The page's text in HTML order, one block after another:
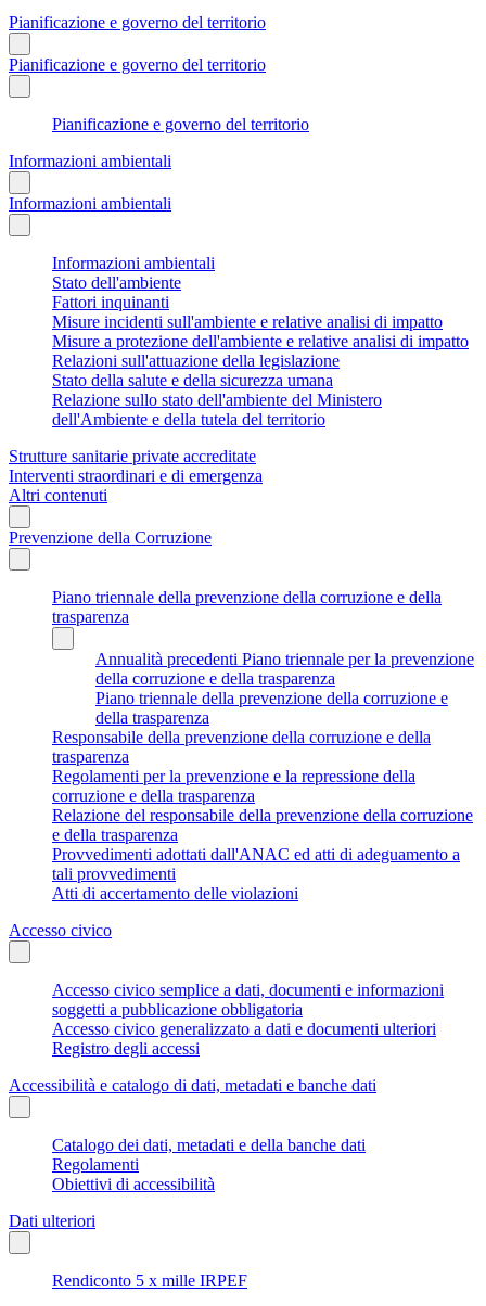
Pianificazione e governo del territorio
Pianificazione e governo del territorio
Pianificazione e governo del territorio
Informazioni ambientali
Informazioni ambientali
Informazioni ambientali
Stato dell'ambiente
Fattori inquinanti
Misure incidenti sull'ambiente e relative analisi di impatto
Misure a protezione dell'ambiente e relative analisi di impatto
Relazioni sull'attuazione della legislazione
Stato della salute e della sicurezza umana
Relazione sullo stato dell'ambiente del Ministero
dell'Ambiente e della tutela del territorio
Strutture sanitarie private accreditate
Interventi straordinari e di emergenza
Altri contenuti
Prevenzione della Corruzione
Piano triennale della prevenzione della corruzione e della
trasparenza
Annualità precedenti Piano triennale per la prevenzione
della corruzione e della trasparenza
Piano triennale della prevenzione della corruzione e
della trasparenza
Responsabile della prevenzione della corruzione e della
trasparenza
Regolamenti per la prevenzione e la repressione della
corruzione e della trasparenza
Relazione del responsabile della prevenzione della corruzione
e della trasparenza
Provvedimenti adottati dall'ANAC ed atti di adeguamento a
tali provvedimenti
Atti di accertamento delle violazioni
Accesso civico
Accesso civico semplice a dati, documenti e informazioni
soggetti a pubblicazione obbligatoria
Accesso civico generalizzato a dati e documenti ulteriori
Registro degli accessi
Accessibilità e catalogo di dati, metadati e banche dati
Catalogo dei dati, metadati e della banche dati
Regolamenti
Obiettivi di accessibilità
Dati ulteriori
Rendiconto 5 x mille IRPEF